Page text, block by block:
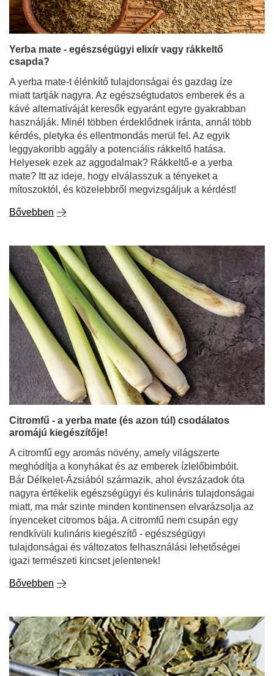
Yerba mate - egészségügyi elixír vagy rákkeltő
csapda?
A yerba mate-t élénkítő tulajdonságai és gazdag íze
miatt tartják nagyra. Az egészségtudatos emberek és a
kávé alternatíváját keresők egyaránt egyre gyakrabban
használják. Minél többen érdeklődnek iránta, annál több
kérdés, pletyka és ellentmondás merül fel. Az egyik
leggyakoribb aggály a potenciális rákkeltő hatása.
Helyesek ezek az aggodalmak? Rákkeltő-e a yerba
mate? Itt az ideje, hogy elválasszuk a tényeket a
mítoszoktól, és közelebbről megvizsgáljuk a kérdést!
Bővebben
Citromfű - a yerba mate (és azon túl) csodálatos
aromájú kiegészítője!
A citromfű egy aromás növény, amely világszerte
meghódítja a konyhákat és az emberek ízlelőbimbóit.
Bár Délkelet-Ázsiából származik, ahol évszázadok óta
nagyra értékelik egészségügyi és kulináris tulajdonságai
miatt, ma már szinte minden kontinensen elvarázsolja az
ínyenceket citromos bája. A citromfű nem csupán egy
rendkívüli kulináris kiegészítő - egészségügyi
tulajdonságai és változatos felhasználási lehetőségei
igazi természeti kincset jelentenek!
Bővebben